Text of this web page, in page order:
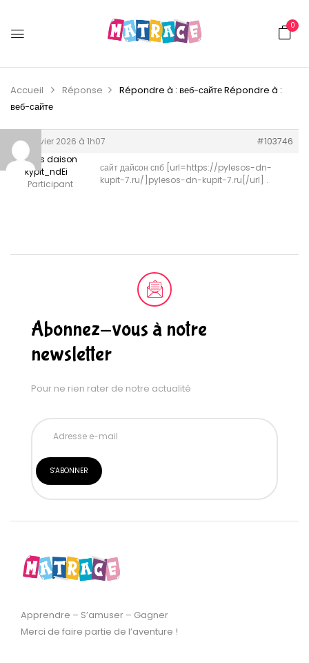
0
Accueil Réponse Répondre à : веб-сайтеRépondre à :
веб-сайте
31 janvier 2026 à 1h07
#103746
pilesos daison
kypit_ndEi
Participant
сайт дайсон спб [url=https://pylesos-dn-
kupit-7.ru/]pylesos-dn-kupit-7.ru[/url] .
Abonnez-vous à notre
newsletter
Pour ne rien rater de notre actualité
Apprendre – S’amuser – Gagner
Merci de faire partie de l’aventure !